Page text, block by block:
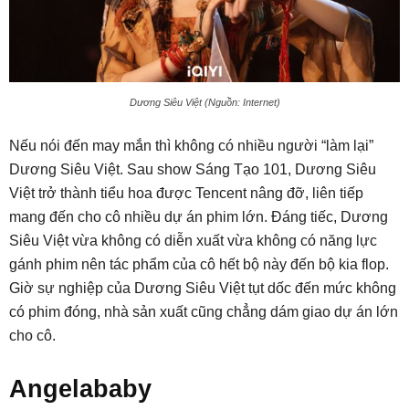
Dương Siêu Việt (Nguồn: Internet)
Nếu nói đến may mắn thì không có nhiều người “làm lại”
Dương Siêu Việt. Sau show Sáng Tạo 101, Dương Siêu
Việt trở thành tiểu hoa được Tencent nâng đỡ, liên tiếp
mang đến cho cô nhiều dự án phim lớn. Đáng tiếc, Dương
Siêu Việt vừa không có diễn xuất vừa không có năng lực
gánh phim nên tác phẩm của cô hết bộ này đến bộ kia flop.
Giờ sự nghiệp của Dương Siêu Việt tụt dốc đến mức không
có phim đóng, nhà sản xuất cũng chẳng dám giao dự án lớn
cho cô.
Angelababy